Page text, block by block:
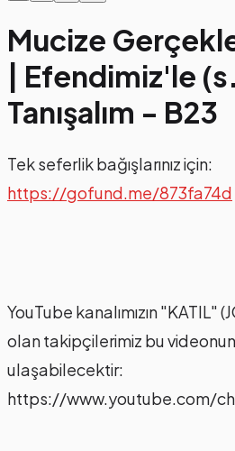
Mucize
| Efendimiz'le
Tanışalım - B23
Tek seferlik bağışlarınız için:
https://gofund.me/873fa74d
YouTube kanalımızın "KATIL"
olan takipçilerimiz bu
ulaşabilecektir:
https://www.youtube.com/